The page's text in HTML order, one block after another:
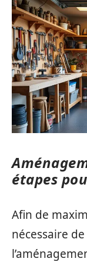
étapes
Afin de
nécessaire